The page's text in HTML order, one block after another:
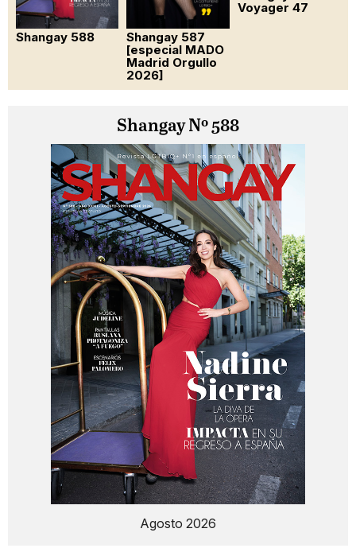
Shangay 588
Shangay 587
[especial MADO
Madrid Orgullo
2026]
Voyager 47
Shangay Nº 588
Agosto 2026